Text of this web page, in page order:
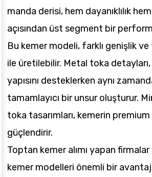
manda derisi, hem dayanıklılık
açısından üst segment bir
Bu kemer modeli, farklı genişlik
ile üretilebilir. Metal toka
yapısını desteklerken aynı
tamamlayıcı bir unsur oluşturur.
toka tasarımları, kemerin
güçlendirir.
Toptan kemer alımı yapan
kemer modelleri önemli bir